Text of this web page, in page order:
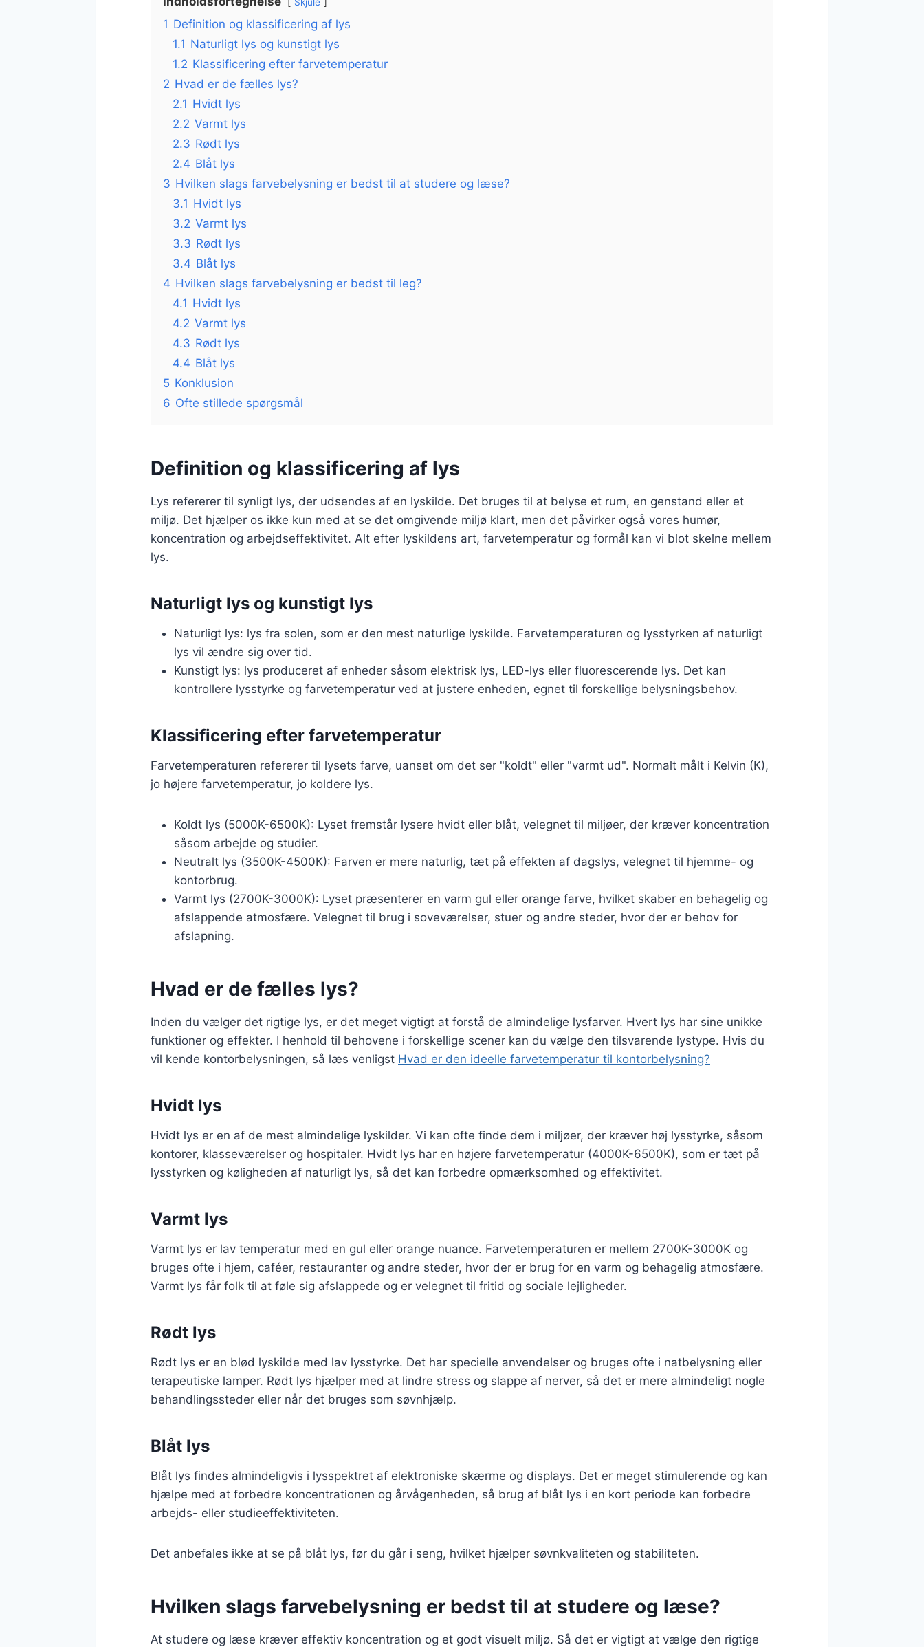
1 Definition og klassificering af lys
1.1 Naturligt lys og kunstigt lys
1.2 Klassificering efter farvetemperatur
2 Hvad er de fælles lys?
2.1 Hvidt lys
2.2 Varmt lys
2.3 Rødt lys
2.4 Blåt lys
3 Hvilken slags farvebelysning er bedst til at studere og læse?
3.1 Hvidt lys
3.2 Varmt lys
3.3 Rødt lys
3.4 Blåt lys
4 Hvilken slags farvebelysning er bedst til leg?
4.1 Hvidt lys
4.2 Varmt lys
4.3 Rødt lys
4.4 Blåt lys
5 Konklusion
6 Ofte stillede spørgsmål
Definition og klassificering af lys
Lys refererer til synligt lys, der udsendes af en lyskilde. Det bruges til at belyse et rum, en genstand eller et
miljø. Det hjælper os ikke kun med at se det omgivende miljø klart, men det påvirker også vores humør,
koncentration og arbejdseffektivitet. Alt efter lyskildens art, farvetemperatur og formål kan vi blot skelne mellem
lys.
Naturligt lys og kunstigt lys
Naturligt lys: lys fra solen, som er den mest naturlige lyskilde. Farvetemperaturen og lysstyrken af naturligt
lys vil ændre sig over tid.
Kunstigt lys: lys produceret af enheder såsom elektrisk lys, LED-lys eller fluorescerende lys. Det kan
kontrollere lysstyrke og farvetemperatur ved at justere enheden, egnet til forskellige belysningsbehov.
Klassificering efter farvetemperatur
Farvetemperaturen refererer til lysets farve, uanset om det ser "koldt" eller "varmt ud". Normalt målt i Kelvin (K),
jo højere farvetemperatur, jo koldere lys.
Koldt lys (5000K-6500K): Lyset fremstår lysere hvidt eller blåt, velegnet til miljøer, der kræver koncentration
såsom arbejde og studier.
Neutralt lys (3500K-4500K): Farven er mere naturlig, tæt på effekten af dagslys, velegnet til hjemme- og
kontorbrug.
Varmt lys (2700K-3000K): Lyset præsenterer en varm gul eller orange farve, hvilket skaber en behagelig og
afslappende atmosfære. Velegnet til brug i soveværelser, stuer og andre steder, hvor der er behov for
afslapning.
Hvad er de fælles lys?
Inden du vælger det rigtige lys, er det meget vigtigt at forstå de almindelige lysfarver. Hvert lys har sine unikke
funktioner og effekter. I henhold til behovene i forskellige scener kan du vælge den tilsvarende lystype. Hvis du
vil kende kontorbelysningen, så læs venligst Hvad er den ideelle farvetemperatur til kontorbelysning?
Hvidt lys
Hvidt lys er en af de mest almindelige lyskilder. Vi kan ofte finde dem i miljøer, der kræver høj lysstyrke, såsom
kontorer, klasseværelser og hospitaler. Hvidt lys har en højere farvetemperatur (4000K-6500K), som er tæt på
lysstyrken og køligheden af naturligt lys, så det kan forbedre opmærksomhed og effektivitet.
Varmt lys
Varmt lys er lav temperatur med en gul eller orange nuance. Farvetemperaturen er mellem 2700K-3000K og
bruges ofte i hjem, caféer, restauranter og andre steder, hvor der er brug for en varm og behagelig atmosfære.
Varmt lys får folk til at føle sig afslappede og er velegnet til fritid og sociale lejligheder.
Rødt lys
Rødt lys er en blød lyskilde med lav lysstyrke. Det har specielle anvendelser og bruges ofte i natbelysning eller
terapeutiske lamper. Rødt lys hjælper med at lindre stress og slappe af nerver, så det er mere almindeligt nogle
behandlingssteder eller når det bruges som søvnhjælp.
Blåt lys
Blåt lys findes almindeligvis i lysspektret af elektroniske skærme og displays. Det er meget stimulerende og kan
hjælpe med at forbedre koncentrationen og årvågenheden, så brug af blåt lys i en kort periode kan forbedre
arbejds- eller studieeffektiviteten.
Det anbefales ikke at se på blåt lys, før du går i seng, hvilket hjælper søvnkvaliteten og stabiliteten.
Hvilken slags farvebelysning er bedst til at studere og læse?
At studere og læse kræver effektiv koncentration og et godt visuelt miljø. Så det er vigtigt at vælge den rigtige